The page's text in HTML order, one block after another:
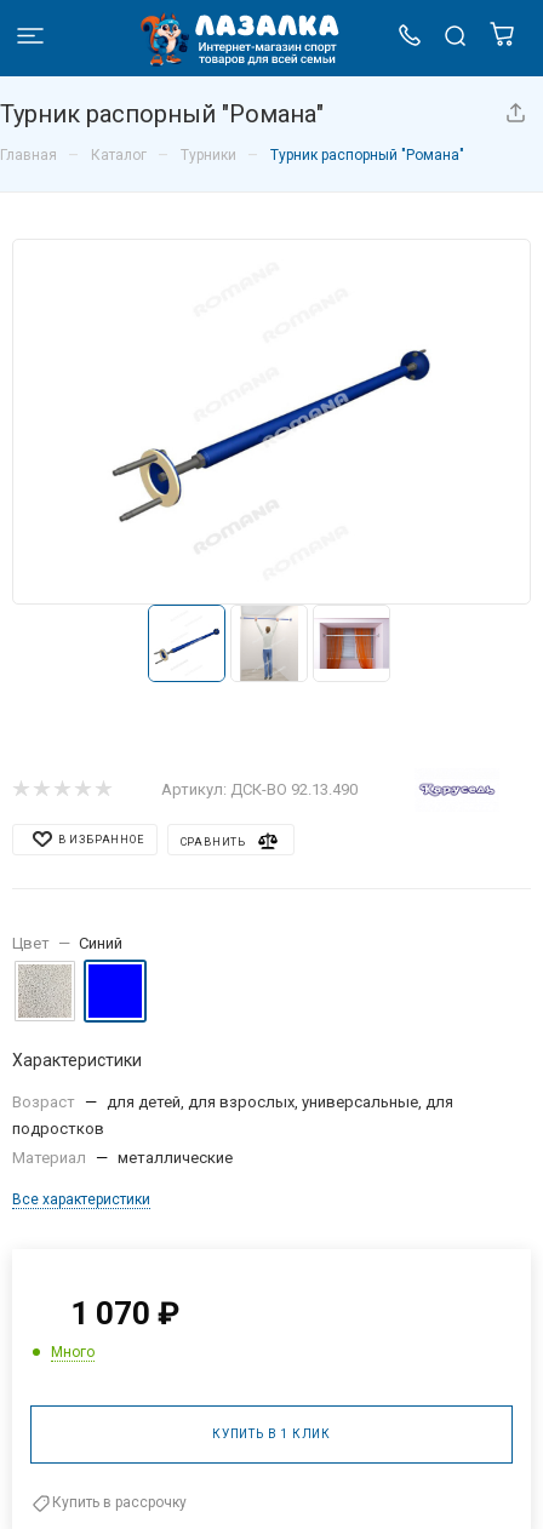
Турник распорный "Романа"
Главная – Каталог – Турники – Турник распорный "Романа"
Артикул: ДСК-ВО 92.13.490
В ИЗБРАННОЕ СРАВНИТЬ
Цвет — Синий
Характеристики
Возраст — для детей, для взрослых, универсальные, для
подростков
Материал
— металлические
Все характеристики
1 070 ₽
Много
КУПИТЬ В 1 КЛИК
Купить в рассрочку